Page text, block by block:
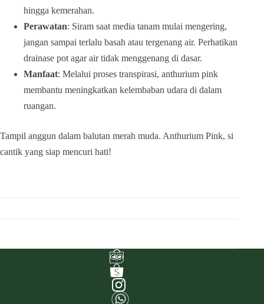
hingga kemerahan.
Perawatan: Siram saat media tanam mulai mengering,
jangan sampai terlalu basah atau tergenang air. Perhatikan
drainase pot agar air tidak menggenang di dasar.
Manfaat: Melalui proses transpirasi, anthurium pink
membantu meningkatkan kelembaban udara di dalam
ruangan.
Tampil anggun dalam balutan merah muda. Anthurium Pink, si
cantik yang siap mencuri hati!